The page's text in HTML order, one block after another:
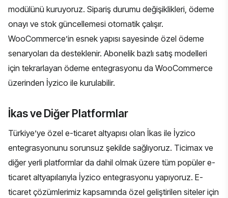
modülünü kuruyoruz. Sipariş durumu değişiklikleri, ödeme
onayı ve stok güncellemesi otomatik çalışır.
WooCommerce’in esnek yapısı sayesinde özel ödeme
senaryoları da desteklenir. Abonelik bazlı satış modelleri
için tekrarlayan ödeme entegrasyonu da WooCommerce
üzerinden İyzico ile kurulabilir.
İkas ve Diğer Platformlar
Türkiye’ye özel e-ticaret altyapısı olan İkas ile İyzico
entegrasyonunu sorunsuz şekilde sağlıyoruz. Ticimax ve
diğer yerli platformlar da dahil olmak üzere tüm popüler e-
ticaret altyapılarıyla İyzico entegrasyonu yapıyoruz. E-
ticaret çözümlerimiz kapsamında özel geliştirilen siteler için